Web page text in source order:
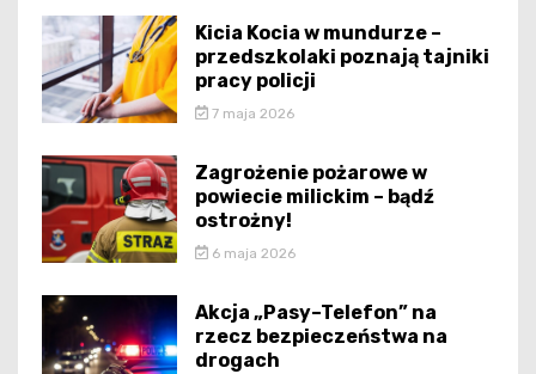
Kicia Kocia w mundurze –
przedszkolaki poznają tajniki
pracy policji
7 maja 2026
Zagrożenie pożarowe w
powiecie milickim – bądź
ostrożny!
6 maja 2026
Akcja „Pasy–Telefon” na
rzecz bezpieczeństwa na
drogach